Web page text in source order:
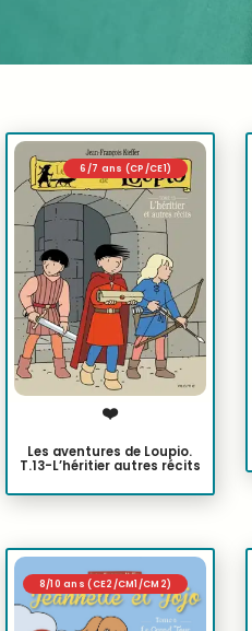
6/7 ans (CP/CE1)
❤️
Les aventures de Loupio.
T.13-L’héritier autres récits
8/10 ans (CE2/CM1/CM2)